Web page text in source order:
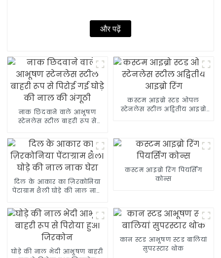
और पढ़ें
नाक छिदवाने वाले आभूषण
स्टेनलेस स्टील बाहरी रूप से
अंगूठी
कस्टम आइब्रो स्टड ओपल
स्टेनलेस स्टील अद्वितीय आइब्रो
दिल के आकार का ज़िरकोनिया
पेंटाग्राम शैली घोड़े की नाल नाक
कस्टम आइब्रो रिंग पियर्सिंग
कोन्स
घोड़े की नाल भेदी आभूषण बाहरी
कान स्टड आभूषण स्टड बालियां
सुपरस्टार थोक